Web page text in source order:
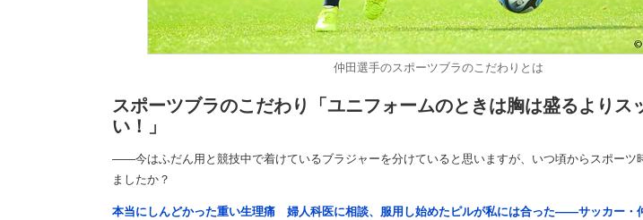
仲田選手のスポーツブラのこだわりとは
スポーツブラのこだわり「ユニフォームのときは胸は盛るよりス
い！」
――今はふだん用と競技中で着けているブラジャーを分けていると思いますが、いつ頃からスポーツ
ましたか？
本当にしんどかった重い生理痛 婦人科医に相談、服用し始めたピルが私には合った――サッカー・